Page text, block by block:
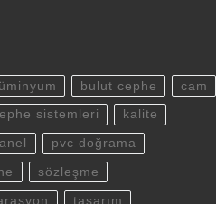
bulut cephe cam
sistemleri kalite
pvc doğrama
sözleşme
tasarım